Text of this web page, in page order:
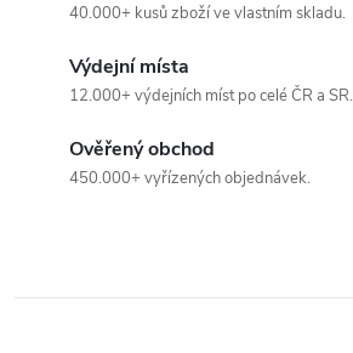
ý
40.000+ kusů zboží ve vlastním skladu.
Výdejní místa
12.000+ výdejních míst po celé ČR a SR.
Ověřený obchod
450.000+ vyřízených objednávek.